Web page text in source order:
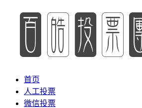
首页
人工投票
微信投票